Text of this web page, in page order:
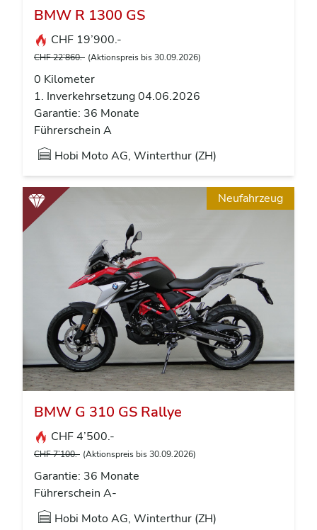
BMW R 1300 GS
CHF 19’900.-
CHF 22’860.- (Aktionspreis bis 30.09.2026)
0 Kilometer
1. Inverkehrsetzung 04.06.2026
Garantie: 36 Monate
Führerschein A
Hobi Moto AG, Winterthur (ZH)
Neufahrzeug
BMW G 310 GS Rallye
CHF 4’500.-
CHF 7’100.- (Aktionspreis bis 30.09.2026)
Garantie: 36 Monate
Führerschein A-
Hobi Moto AG, Winterthur (ZH)